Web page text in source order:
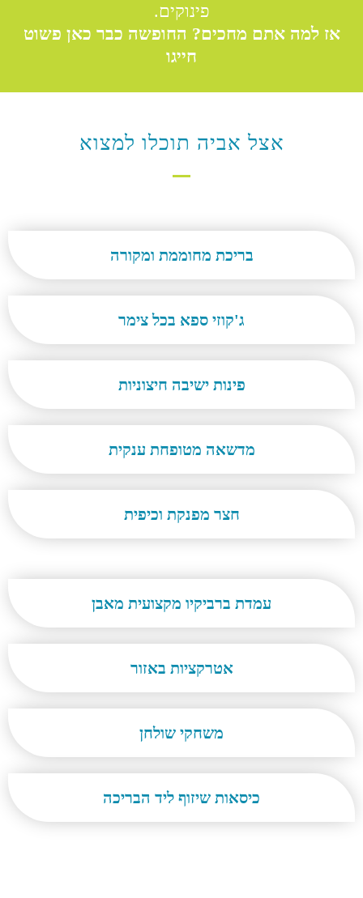
פינוקים.
אז למה אתם מחכים? החופשה כבר כאן פשוט
חייגו
אצל אביה תוכלו למצוא
בריכת מחוממת ומקורה
ג'קוזי ספא בכל צימר
פינות ישיבה חיצוניות
מדשאה מטופחת ענקית
חצר מפנקת וכיפית
עמדת ברביקיו מקצועית מאבן
אטרקציות באזור
משחקי שולחן
כיסאות שיזוף ליד הבריכה